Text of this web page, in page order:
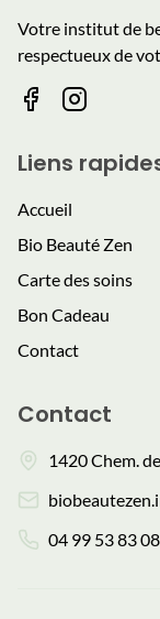
Votre institut de
respectueux de
Liens
Accueil
Bio Beauté Zen
Carte des soins
Bon Cadeau
Contact
Contact
1420 Chem.
04 99 53 83